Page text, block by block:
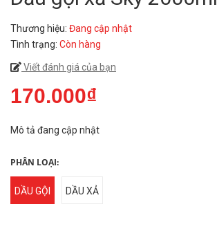
Thương hiệu: Đang cập nhật
Tình trạng: Còn hàng
Viết đánh giá của bạn
170.000₫
Mô tả đang cập nhật
PHÂN LOẠI:
DẦU GỘI DẦU XẢ